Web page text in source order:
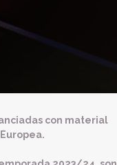
con material